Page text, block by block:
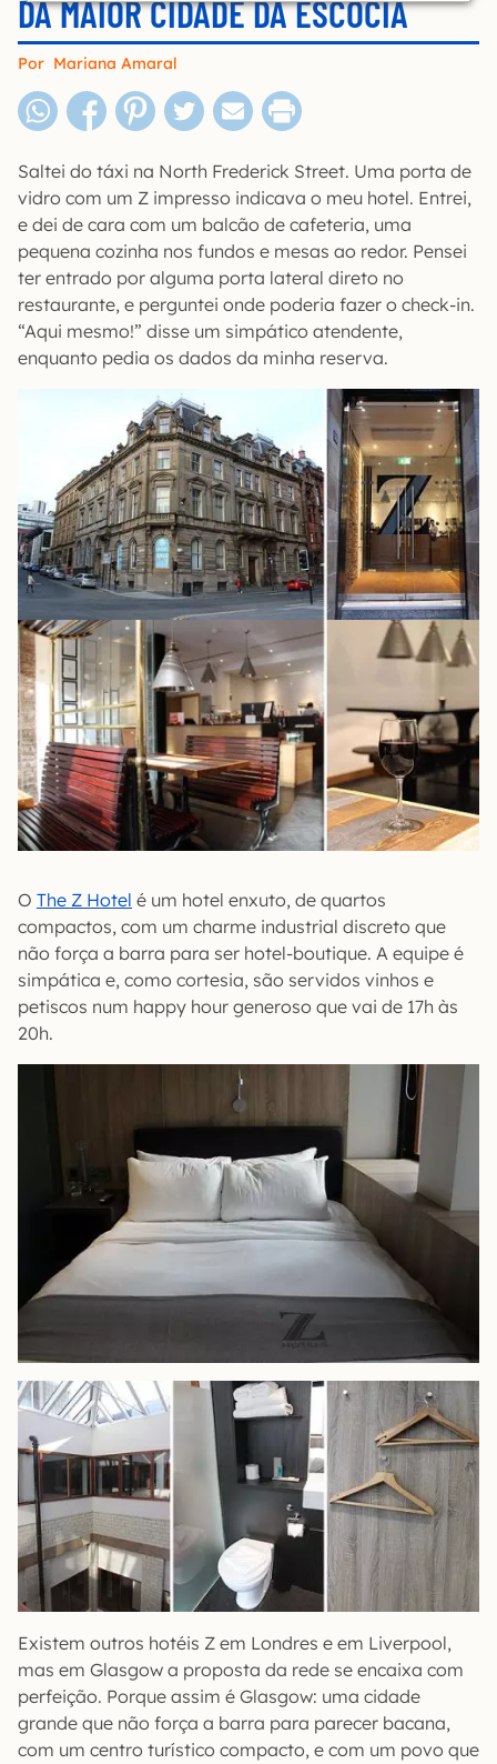
DA MAIOR CIDADE DA ESCÓCIA
Por Mariana Amaral
Saltei do táxi na North Frederick Street. Uma porta de
vidro com um Z impresso indicava o meu hotel. Entrei,
e dei de cara com um balcão de cafeteria, uma
pequena cozinha nos fundos e mesas ao redor. Pensei
ter entrado por alguma porta lateral direto no
restaurante, e perguntei onde poderia fazer o check-in.
“Aqui mesmo!” disse um simpático atendente,
enquanto pedia os dados da minha reserva.
O The Z Hotel é um hotel enxuto, de quartos
compactos, com um charme industrial discreto que
não força a barra para ser hotel-boutique. A equipe é
simpática e, como cortesia, são servidos vinhos e
petiscos num happy hour generoso que vai de 17h às
20h.
Existem outros hotéis Z em Londres e em Liverpool,
mas em Glasgow a proposta da rede se encaixa com
perfeição. Porque assim é Glasgow: uma cidade
grande que não força a barra para parecer bacana,
com um centro turístico compacto, e com um povo que